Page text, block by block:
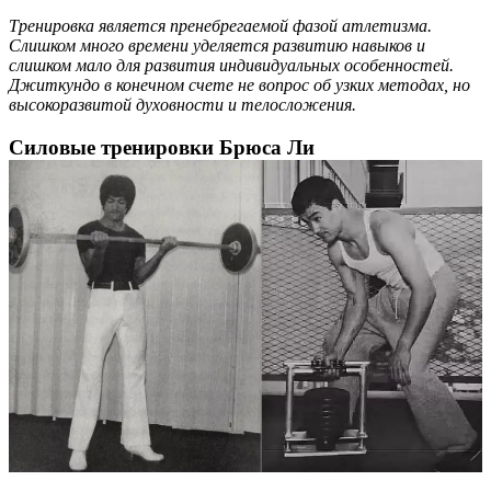
Тренировка является пренебрегаемой фазой атлетизма.
Слишком много времени уделяется развитию навыков и
слишком мало для развития индивидуальных особенностей.
Джиткундо в конечном счете не вопрос об узких методах, но
высокоразвитой духовности и телосложения.
Силовые тренировки Брюса Ли